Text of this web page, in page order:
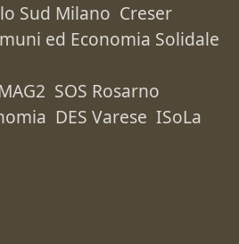
Sud Milano Creser
ed Economia Solidale
MAG2 SOS Rosarno
DES Varese ISoLa